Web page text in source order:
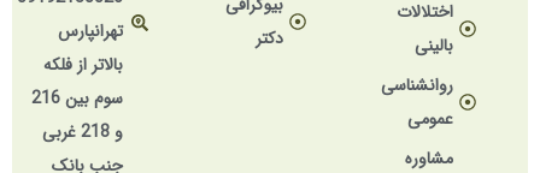
اختلالات
بالینی
روانشناسی
عمومی
مشاوره
دکتر
تهرانپارس
بالاتر از فلکه
سوم بین 216
و 218 غربی
جنب بانک